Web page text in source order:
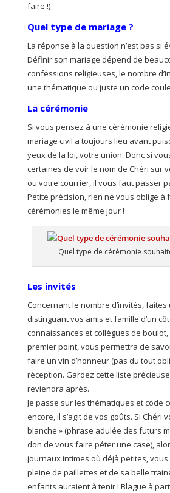
faire !)
Quel type de mariage ?
La réponse à la question n’est pas si
Définir son mariage dépend de
confessions religieuses, le nombre
une thématique ou juste un code
La cérémonie
Si vous pensez à une cérémonie
mariage civil a toujours lieu avant
yeux de la loi, votre union. Donc si
certaines de voir le nom de Chéri sur
ou votre courrier, il vous faut passer
Petite précision, rien ne vous oblige à
cérémonies le même jour !
Quel type de cérémonie
Les invités
Concernant le nombre d’invités, faites
distinguant vos amis et famille d’un
connaissances et collègues de boulot,
premier point, vous permettra de
faire un vin d’honneur (pas du tout
réception. Gardez cette liste
reviendra après.
Je passe sur les thématiques et code
encore, il s’agit de vos goûts. Si Chéri
blanche » (phrase adulée des futurs
don de vous faire péter une case),
journaux intimes où déjà petites,
pleine de paillettes et de sa belle
enfants auraient à tenir ! Blague à